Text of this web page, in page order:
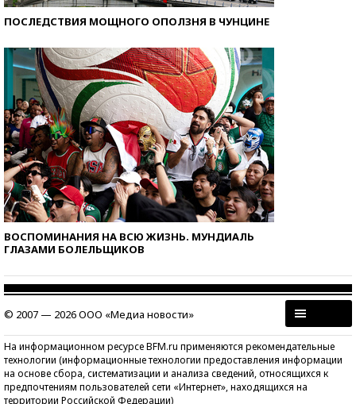
ПОСЛЕДСТВИЯ МОЩНОГО ОПОЛЗНЯ В ЧУНЦИНЕ
ВОСПОМИНАНИЯ НА ВСЮ ЖИЗНЬ. МУНДИАЛЬ
ГЛАЗАМИ БОЛЕЛЬЩИКОВ
© 2007 — 2026 ООО «Медиа новости»
На информационном ресурсе BFM.ru применяются рекомендательные
технологии (информационные технологии предоставления информации
на основе сбора, систематизации и анализа сведений, относящихся к
предпочтениям пользователей сети «Интернет», находящихся на
территории Российской Федерации)